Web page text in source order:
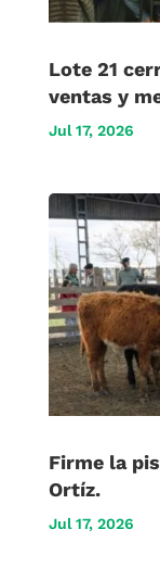
Lote 21
ventas y
Jul 17, 2026
Firme la
Ortíz.
Jul 17, 2026